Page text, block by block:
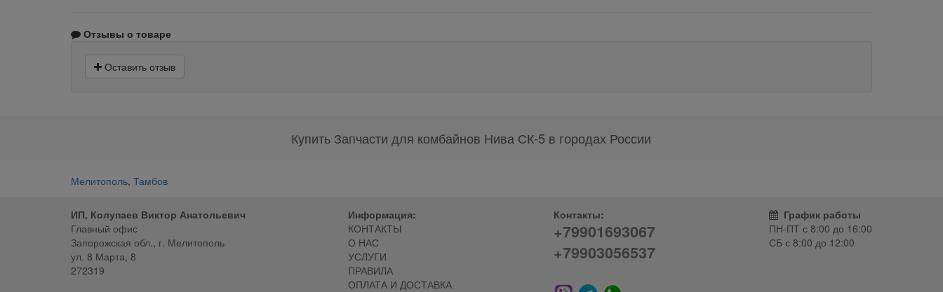
Отзывы о товаре
Оставить отзыв
Купить Запчасти для комбайнов Нива СК-5 в городах России
Мелитополь, Тамбов
ИП, Колупаев Виктор Анатольевич
Главный офис
Запорожская обл., г. Мелитополь
ул. 8 Марта, 8
272319
Информация:
КОНТАКТЫ
О НАС
УСЛУГИ
ПРАВИЛА
ОПЛАТА И ДОСТАВКА
Контакты:
+79901693067
+79903056537
График работы
ПН-ПТ с8:00 до 16:00
СБ с8:00 до 12:00